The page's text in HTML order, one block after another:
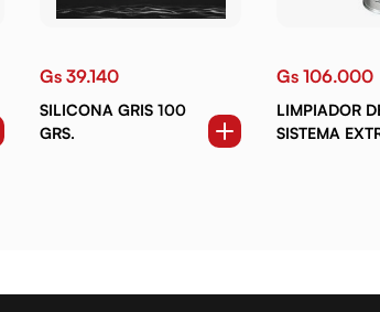
Gs 39.140
SILICONA GRIS 100
GRS.
Gs 106.000
LIMPIADOR
SISTEMA